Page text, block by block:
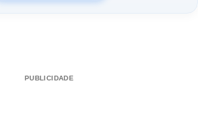
PUBLICIDADE